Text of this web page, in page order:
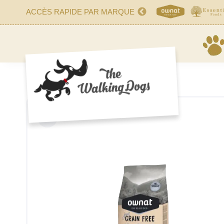
ACCÈS RAPIDE PAR MARQUE